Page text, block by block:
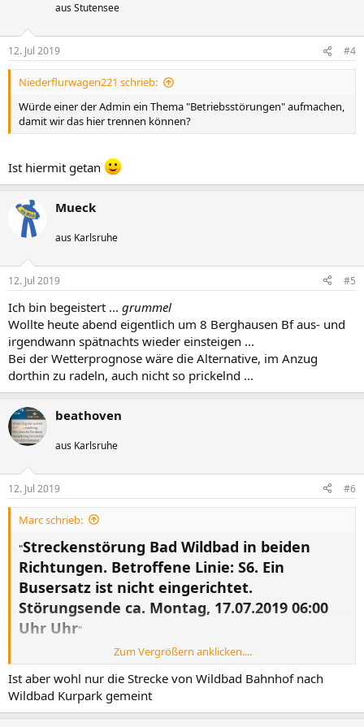
aus Stutensee
12. Jul 2019 #4
Niederflurwagen221 schrieb:
Würde einer der Admin ein Thema "Betriebsstörungen" aufmachen,
damit wir das hier trennen können?
Ist hiermit getan
Mueck
aus Karlsruhe
12. Jul 2019 #5
Ich bin begeistert ... grummel
Wollte heute abend eigentlich um 8 Berghausen Bf aus- und
irgendwann spätnachts wieder einsteigen ...
Bei der Wetterprognose wäre die Alternative, im Anzug
dorthin zu radeln, auch nicht so prickelnd ...
beathoven
aus Karlsruhe
12. Jul 2019 #6
Marc schrieb:
"Streckenstörung Bad Wildbad in beiden
Richtungen. Betroffene Linie: S6. Ein
Busersatz ist nicht eingerichtet.
Störungsende ca. Montag, 17.07.2019 06:00
Uhr Uhr"
Scheint nicht sehr weit her zu sein mit dem Personal für den
Busnotverkehr, wenn man mal eben 15h Ausfall hinnehmen muss.
Zum Vergrößern anklicken....
Ist aber wohl nur die Strecke von Wildbad Bahnhof nach
Wildbad Kurpark gemeint